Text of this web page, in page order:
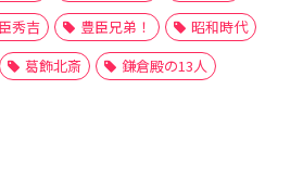
秀吉 豊臣兄弟！
昭和時代
葛飾北斎 鎌倉殿の13人